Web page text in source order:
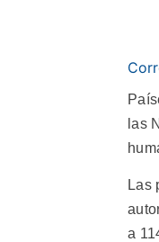
las
Las
a